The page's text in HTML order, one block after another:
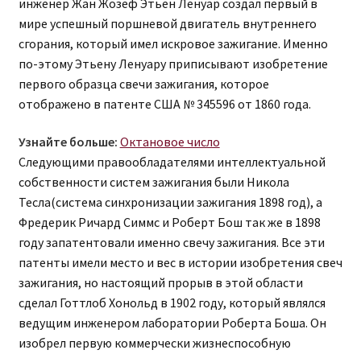
мире успешный поршневой двигатель внутреннего
сгорания, который имел искровое зажигание. Именно
по-этому Этьену Ленуару приписывают изобретение
первого образца свечи зажигания, которое
отображено в патенте США № 345596 от 1860 года.
Узнайте больше: Октановое число
Следующими правообладателями интеллектуальной
собственности систем зажигания были Никола
Тесла(система синхронизации зажигания 1898 год), а
Фредерик Ричард Симмс и Роберт Бош так же в 1898
году запатентовали именно свечу зажигания. Все эти
патенты имели место и вес в истории изобретения свеч
зажигания, но настоящий прорыв в этой области
сделал Готтлоб Хонольд в 1902 году, который являлся
ведущим инженером лаборатории Роберта Боша. Он
изобрел первую коммерчески жизнеспособную